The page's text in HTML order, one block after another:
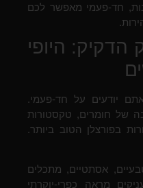
חד-פעמי מאפשר לכם
הדקיק: היופי
יודעים על חד-פעמי.
של חומרים, טקסטורות
בפורצלן הטוב ביותר.
אסתטיים, מתכלים
מראה כפרי-יוקרתי